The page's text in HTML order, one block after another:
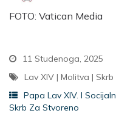
FOTO: Vatican Media
11 Studenoga, 2025
Lav XIV | Molitva |
Papa Lav XIV. I
Skrb Za Stvoreno